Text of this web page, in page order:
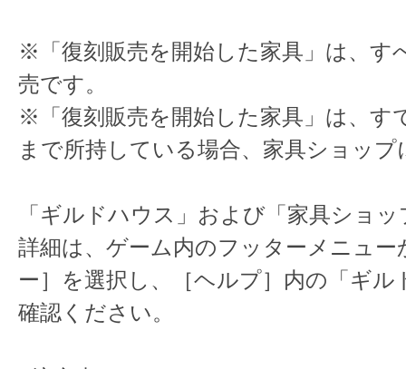
※「復刻販売を開始した家具」は、す
売です。
※「復刻販売を開始した家具」は、す
まで所持している場合、家具ショッ
「ギルドハウス」および「家具ショ
詳細は、ゲーム内のフッターメニュー
ー］を選択し、［ヘルプ］内の「ギル
確認ください。